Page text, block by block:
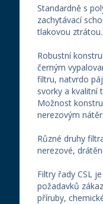
Standardně s
zachytávací
tlakovou ztrátou.
Robustní
černým
filtru, natvrdo
svorky a kvalitní
Možnost
nerezovým
Různé druhy
nerezové,
Filtry řady CSL
požadavků
příruby,